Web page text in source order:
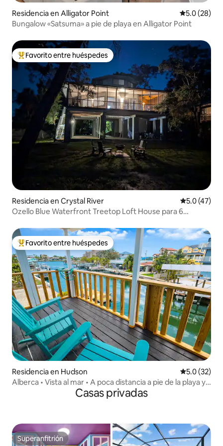
Residencia en Alligator Point Calificación
5.0 (28)
Bungalow «Satsuma» a pie de playa en Alligator Point
De los mejores en Favorito entre huéspedes
Favorito entre huéspedes
Residencia en Crystal River Calificación
5.0 (47)
Ozello Blue Waterfront Treetop Loft House para 6
De los mejores en Favorito entre huéspedes
Favorito entre huéspedes
Residencia en Hudson Calificación
5.0 (32)
Alberca • Vista al mar • A poca distancia a pie de la playa y
Casas privadas
Superanfitrión
Superanfitrión